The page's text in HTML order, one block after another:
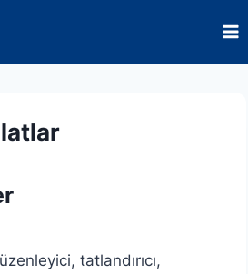
tatlandırıcı,